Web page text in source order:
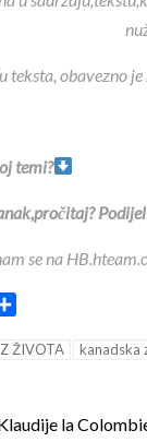
teksta, obavezno
temi?
se na
ŽIVOTA kanadska
la